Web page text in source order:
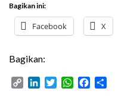
Bagikan ini:
Facebook X
Bagikan:
W